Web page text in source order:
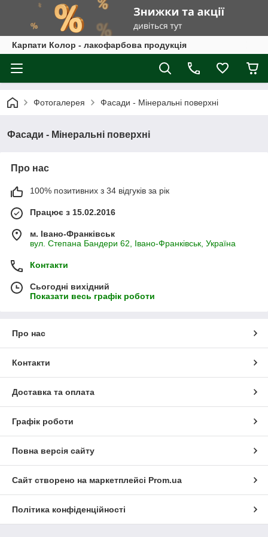
Карпати Колор - лакофарбова продукція
Фотогалерея Фасади - Мінеральні поверхні
Фасади - Мінеральні поверхні
Про нас
100% позитивних з 34 відгуків за рік
Працює з 15.02.2016
м. Івано-Франківськ
вул. Степана Бандери 62, Івано-Франківськ, Україна
Контакти
Сьогодні вихідний
Показати весь графік роботи
Про нас
Контакти
Доставка та оплата
Графік роботи
Повна версія сайту
Сайт створено на маркетплейсі Prom.ua
Політика конфіденційності